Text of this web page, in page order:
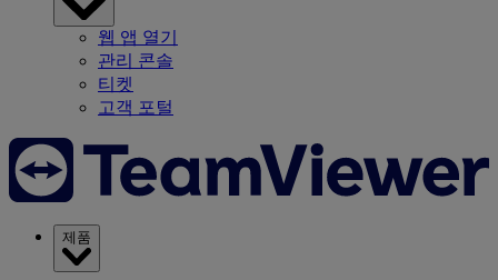
웹 앱 열기
관리 콘솔
티켓
고객 포털
제품